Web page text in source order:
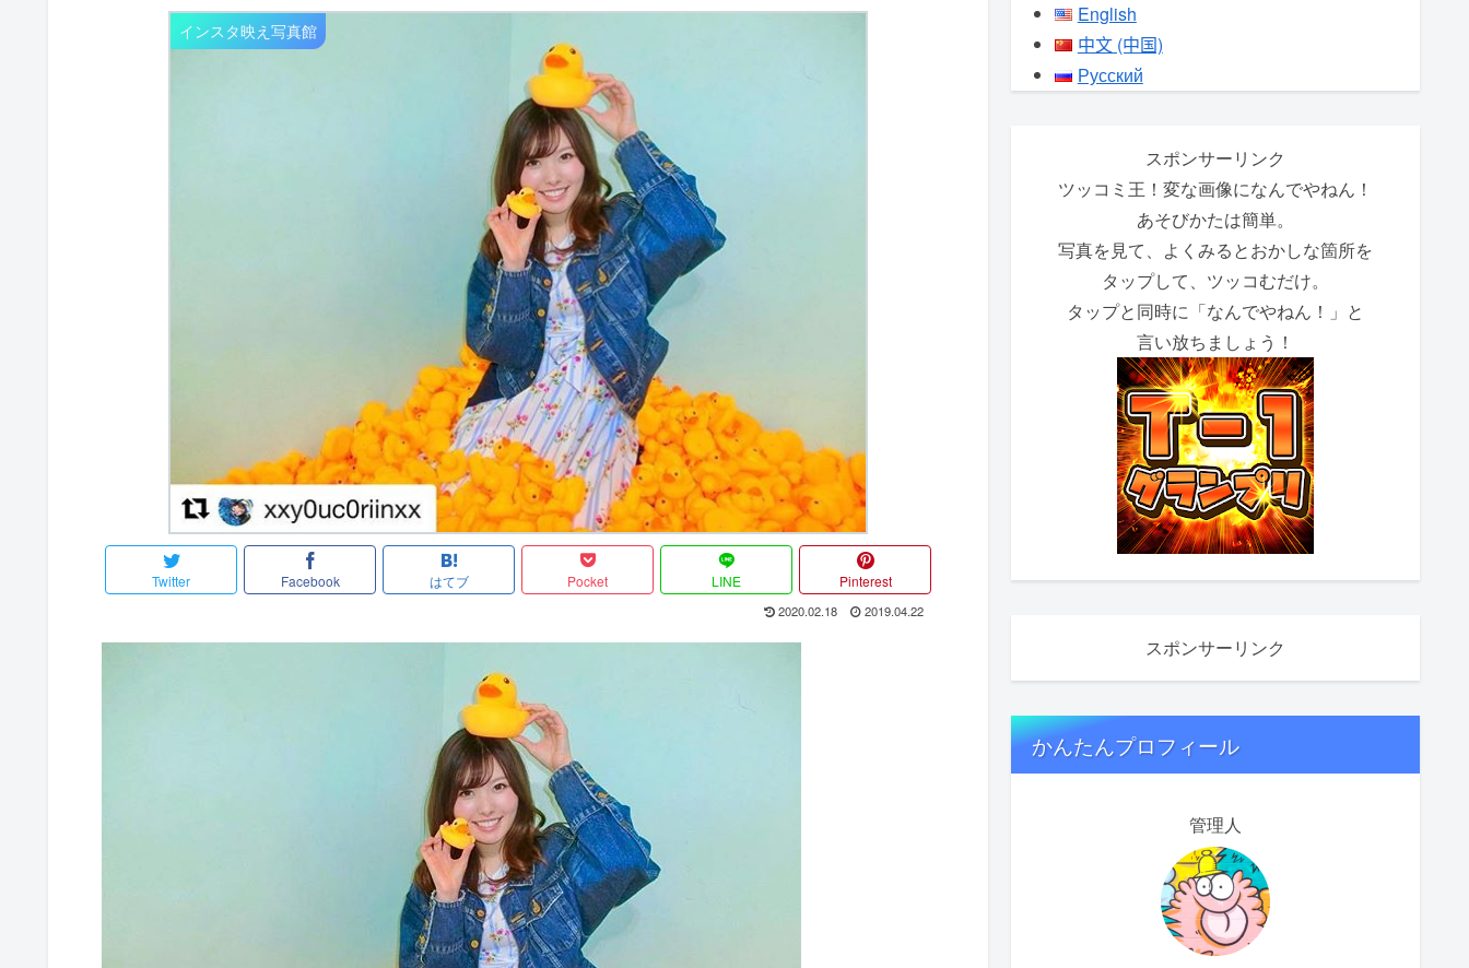
インスタ映え写真館
Twitter Facebook はてブ Pocket LINE Pinterest
2020.02.18 2019.04.22
English
中文 (中国)
Русский
スポンサーリンク
ツッコミ王！変な画像になんでやねん！
あそびかたは簡単。
写真を見て、よくみるとおかしな箇所を
タップして、ツッコむだけ。
タップと同時に「なんでやねん！」と
言い放ちましょう！
スポンサーリンク
かんたんプロフィール
管理人